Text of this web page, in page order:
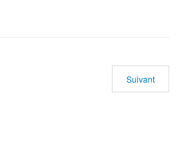
Suivant